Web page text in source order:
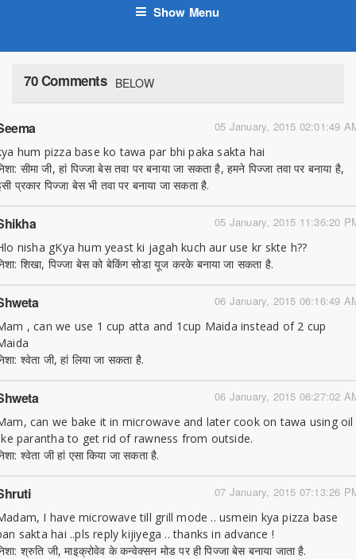
Show Menu
70 Comments BELOW
05 January, 2015 02:01:49
hum pizza base ko tawa par bhi paka sakta hai
सीमा जी, हां पिज्जा बेस तवा पर बनाया जा सकता है, हमने पिज्जा तवा पर बनाया है,
प्रकार पिज्जा बेस भी तवा पर बनाया जा सकता है.
05 January, 2015 11:36:20
nisha gKya hum yeast ki jagah kuch aur use kr skte h??
शिखा, पिज्जा बेस को बेकिंग सोडा यूज करके बनाया जा सकता है.
06 January, 2015 06:16:49
, can we use 1 cup atta and 1cup Maida instead of 2 cup
श्वेता जी, हां लिया जा सकता है.
06 January, 2015 06:27:02
can we bake it in microwave and later cook on tawa using oil
parantha to get rid of rawness from outside.
श्वेता जी हां एसा किया जा सकता है.
07 January, 2015 07:13:26
I have microwave till grill mode .. usmein kya pizza base
sakta hai ..pls reply kijiyega .. thanks in advance !
श्रुति जी, माइक्रोवेव के कन्वेक्सन मोड पर ही पिज्जा बेस बनाया जाता है.